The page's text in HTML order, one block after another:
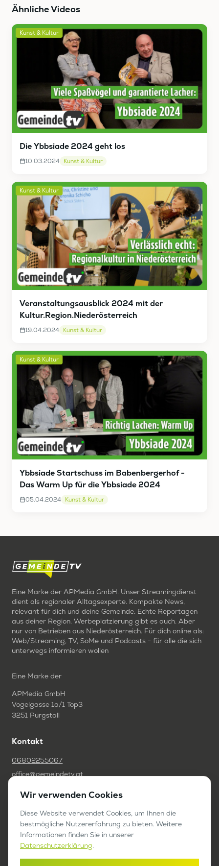
Ähnliche Videos
Kunst & Kultur
Die Ybbsiade 2024 geht los
10.03.2024 Kunst & Kultur
Kunst & Kultur
Veranstaltungsausblick 2024 mit der
Kultur.Region.Niederösterreich
19.04.2024 Kunst & Kultur
Kunst & Kultur
Ybbsiade Startschuss im Babenbergerhof -
Das Warm Up für die Ybbsiade 2024
05.04.2024 Kunst & Kultur
Eine Marke der APMedia GmbH. Unser Streamingdienst
dient als regionaler Alltagsexperte. Kompakte News,
relevant für dich und deine Gemeinde. Echte Reportagen
aus deiner Region. Werbeplatzierung gibt es auch. Aber
nur von Betrieben aus Niederösterreich. Für dich online als:
Web/Streaming, TV, SoMe und Podcasts - für alle die sich
unterwegs informieren wollen
Eine Marke der
APMedia GmbH
Vogelgasse 1a/1 Top3
3251 Purgstall
Kontakt
06802255067
office@gemeindetv.at
FAQ
IMPRESSUM
DATENSCHUTZ
Werben auf GemeindeTV
Wir verwenden Cookies
Diese Website verwendet Cookies, um Ihnen die
bestmögliche Nutzererfahrung zu bieten. Weitere
Informationen finden Sie in unserer
Datenschutzerklärung.